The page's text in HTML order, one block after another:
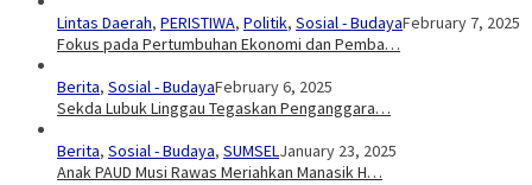
Lintas Daerah, PERISTIWA, Politik, Sosial - BudayaFebruary 7, 2025
Fokus pada Pertumbuhan Ekonomi dan Pemba…
Berita, Sosial - BudayaFebruary 6, 2025
Sekda Lubuk Linggau Tegaskan Penganggara…
Berita, Sosial - Budaya, SUMSELJanuary 23, 2025
Anak PAUD Musi Rawas Meriahkan Manasik H…